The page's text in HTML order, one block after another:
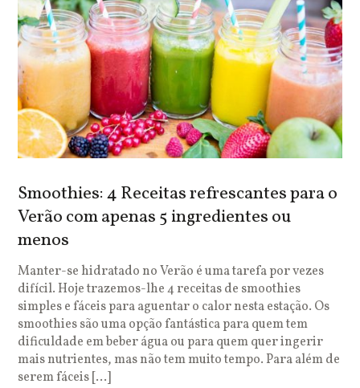
Smoothies: 4 Receitas refrescantes para o
Verão com apenas 5 ingredientes ou
menos
Manter-se hidratado no Verão é uma tarefa por vezes
difícil. Hoje trazemos-lhe 4 receitas de smoothies
simples e fáceis para aguentar o calor nesta estação. Os
smoothies são uma opção fantástica para quem tem
dificuldade em beber água ou para quem quer ingerir
mais nutrientes, mas não tem muito tempo. Para além de
serem fáceis […]